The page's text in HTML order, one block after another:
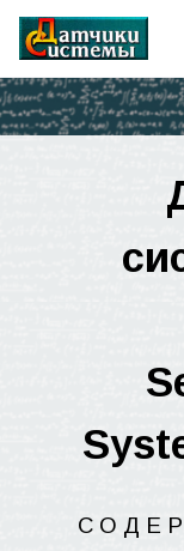
С О Д Е